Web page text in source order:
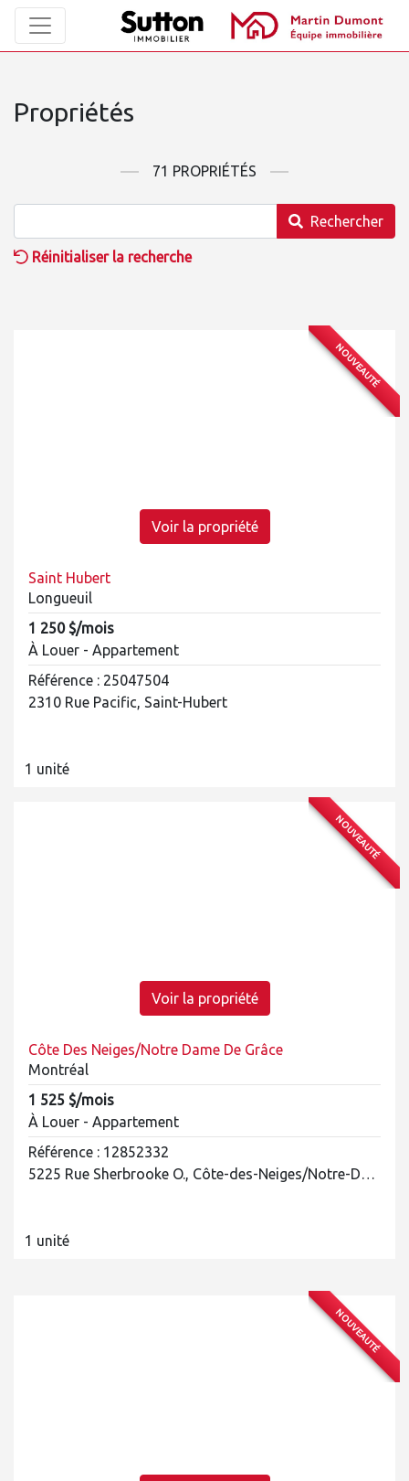
Propriétés
71 PROPRIÉTÉS
Rechercher
Réinitialiser la recherche
NOUVEAUTÉ
Voir la propriété
Saint Hubert
Longueuil
1 250 $/mois
À Louer - Appartement
Référence : 25047504
2310 Rue Pacific, Saint-Hubert
1 unité
NOUVEAUTÉ
Voir la propriété
Côte Des Neiges/Notre Dame De Grâce
Montréal
1 525 $/mois
À Louer - Appartement
Référence : 12852332
5225 Rue Sherbrooke O., Côte-des-Neiges/Notre-Dame-de-Grâce
1 unité
NOUVEAUTÉ